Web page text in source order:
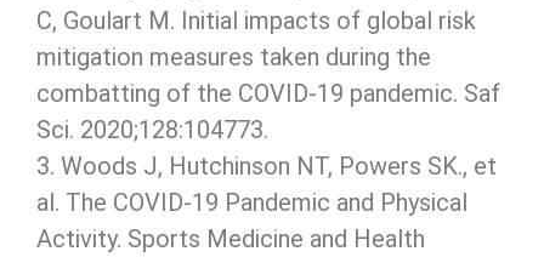
C, Goulart M. Initial impacts of global risk
mitigation measures taken during the
combatting of the COVID-19 pandemic. Saf
Sci. 2020;128:104773.
3. Woods J, Hutchinson NT, Powers SK., et
al. The COVID-19 Pandemic and Physical
Activity. Sports Medicine and Health